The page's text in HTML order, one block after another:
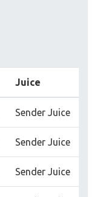
Juice
Sender Juice
Sender Juice
Sender Juice